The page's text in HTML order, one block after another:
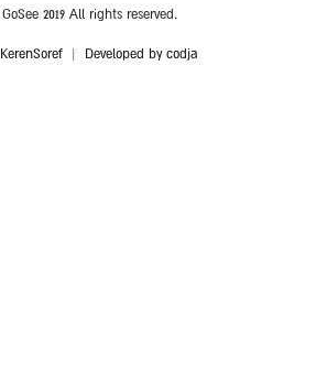
2019 All rights reserved.
Developed by codja